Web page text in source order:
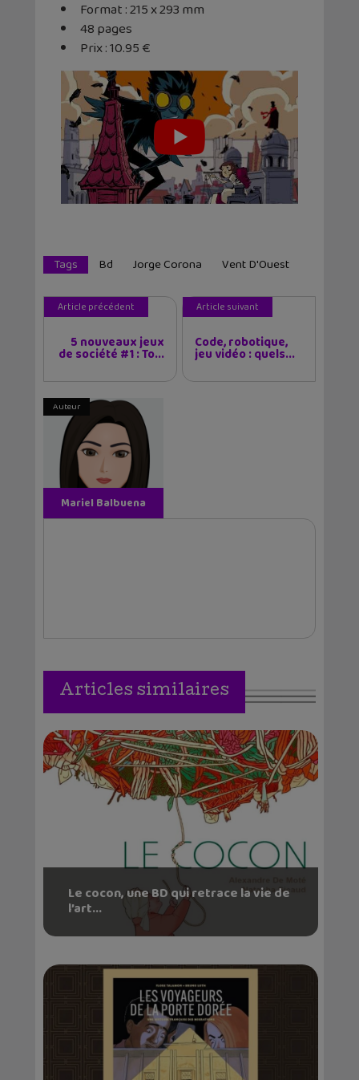
Format : 215 x 293 mm
48 pages
Prix : 10.95 €
Tags Bd Jorge Corona Vent D'Ouest
Article précédent
5 nouveaux jeux
de société #1 : To...
Article suivant
Code, robotique,
jeu vidéo : quels...
Auteur
Mariel Balbuena
Articles similaires
Le cocon, une BD qui retrace la vie de
l’art...